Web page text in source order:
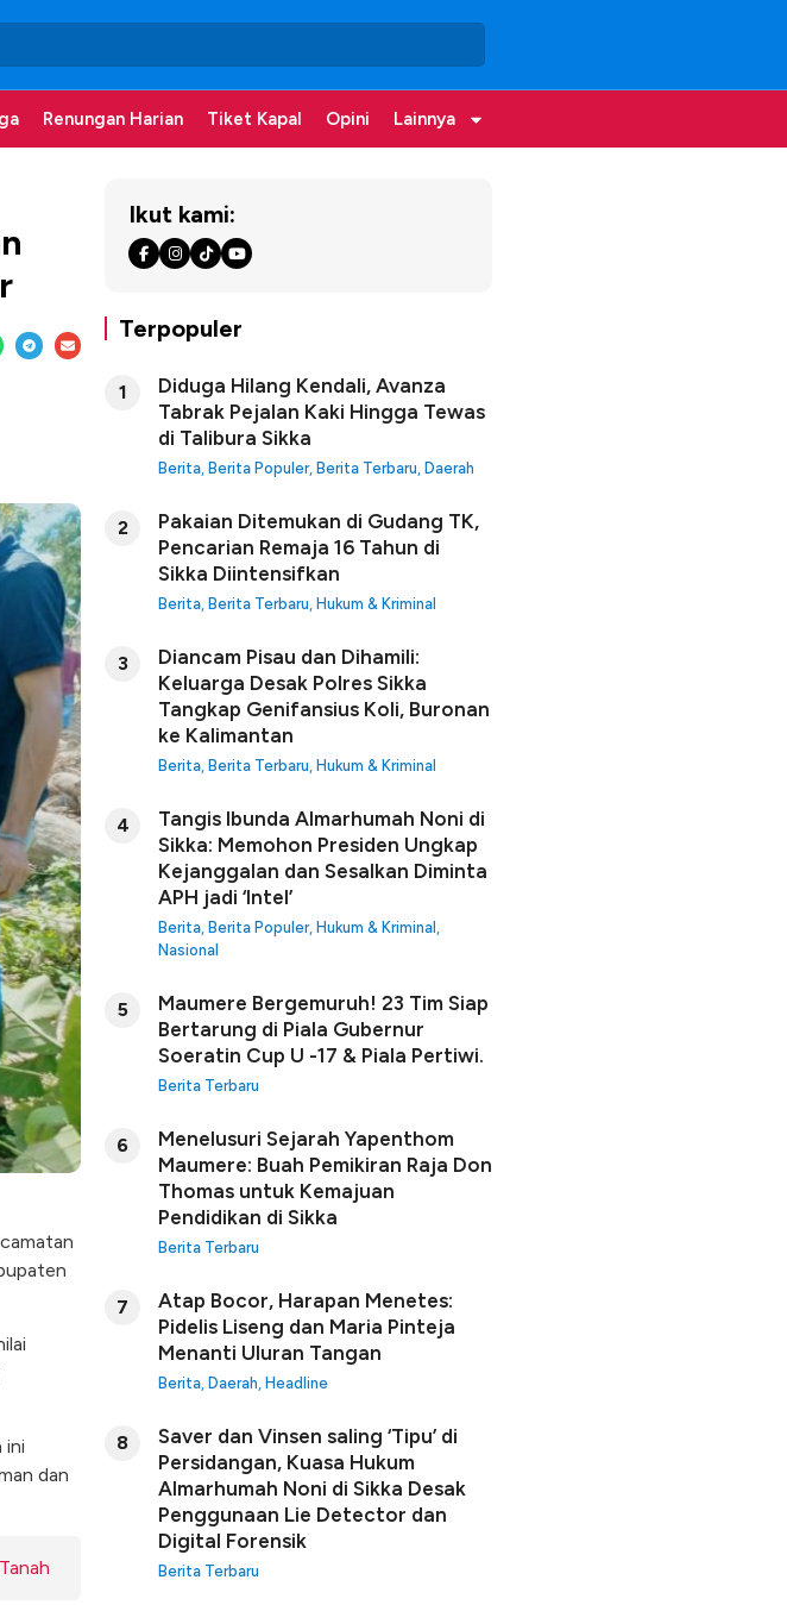
Renungan Harian Tiket Kapal Opini Lainnya
ini
dan
Ikut kami:
Terpopuler
1
Diduga Hilang Kendali, Avanza
Tabrak Pejalan Kaki Hingga Tewas
di Talibura Sikka
Berita, Berita Populer, Berita Terbaru, Daerah
2
Pakaian Ditemukan di Gudang TK,
Pencarian Remaja 16 Tahun di
Sikka Diintensifkan
Berita, Berita Terbaru, Hukum & Kriminal
3
Diancam Pisau dan Dihamili:
Keluarga Desak Polres Sikka
Tangkap Genifansius Koli, Buronan
ke Kalimantan
Berita, Berita Terbaru, Hukum & Kriminal
4
Tangis Ibunda Almarhumah Noni di
Sikka: Memohon Presiden Ungkap
Kejanggalan dan Sesalkan Diminta
APH jadi ‘Intel’
Berita, Berita Populer, Hukum & Kriminal ,
Nasional
5
Maumere Bergemuruh! 23 Tim Siap
Bertarung di Piala Gubernur
Soeratin Cup U -17 & Piala Pertiwi.
Berita Terbaru
6
Menelusuri Sejarah Yapenthom
Maumere: Buah Pemikiran Raja Don
Thomas untuk Kemajuan
Pendidikan di Sikka
Berita Terbaru
7
Atap Bocor, Harapan Menetes:
Pidelis Liseng dan Maria Pinteja
Menanti Uluran Tangan
Berita, Daerah, Headline
8
Saver dan Vinsen saling ‘Tipu’ di
Persidangan, Kuasa Hukum
Almarhumah Noni di Sikka Desak
Penggunaan Lie Detector dan
Digital Forensik
Berita Terbaru